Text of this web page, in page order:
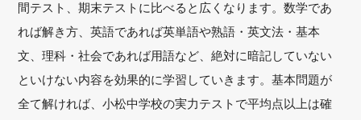
間テスト、期末テストに比べると広くなります。数学であ
れば解き方、英語であれば英単語や熟語・英文法・基本
文、理科・社会であれば用語など、絶対に暗記していない
といけない内容を効果的に学習していきます。基本問題が
全て解ければ、小松中学校の実力テストで平均点以上は確